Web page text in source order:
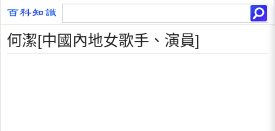
何潔[中國內地女歌手、演員]